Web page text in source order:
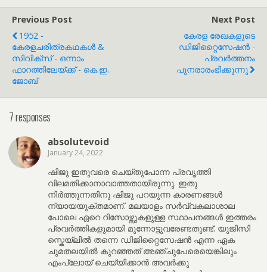
Previous Post
1952 -
കേരളചരിത്രകഥകൾ &
സിവിക്സ് - ഒന്നാം
ഫാറത്തിലേയ്ക്ക് - കെ.ഇ.
ജോബ്
Next Post
കേരള രേഖകളുടെ
ഡിജിറ്റൈസേഷൻ -
പ്രവർത്തനം
പുനരാരംഭിക്കുന്നു
7 responses
absolutevoid
January 24, 2022
ഷിജു ഇതുവരെ ചെയ്തുപോന്ന പ്രവൃത്തി
വിലമതിക്കാനാവാത്തതായിരുന്നു. ഇതു
നിർത്തുന്നതിനു ഷിജു പറയുന്ന കാരണങ്ങൾ
ന്യായയുക്തമാണ്. മലയാളം സർവ്വകലാശാല
പോലെ ഏറെ റിസോഴ്സുകളുള്ള സ്ഥാപനങ്ങൾ ഇത്തരം
പ്രവർത്തികളുമായി മുന്നോട്ടുവരേണ്ടതുണ്ട്. യുജിസി
സ്കെയ്ലിൽ തന്നെ ഡിജിറ്റൈസേഷൻ എന്ന ഏക
ചുമതലയിൽ കുറഞ്ഞത് അഞ്ചുപേരെയെങ്കിലും
എംപ്ലോയ് ചെയ്യിക്കാൻ അവർക്കു